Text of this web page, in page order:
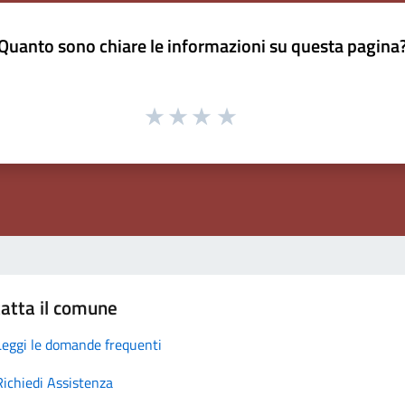
sono chiare le informazioni su questa
il comune
le domande frequenti
Assistenza